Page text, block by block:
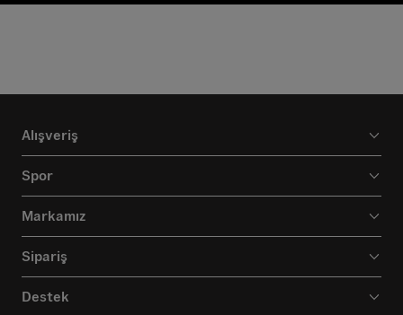
Alışveriş
Spor
Markamız
Sipariş
Destek